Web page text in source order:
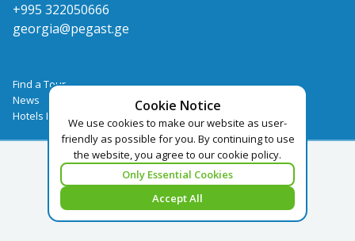
Cookie Notice
We use cookies to make our website as user-
friendly as possible for you. By continuing to use
the website, you agree to our cookie policy.
Only Essential Cookies
Accept All
+995 322050666
georgia@pegast.ge
Find a Tour
News
Hotels Booking